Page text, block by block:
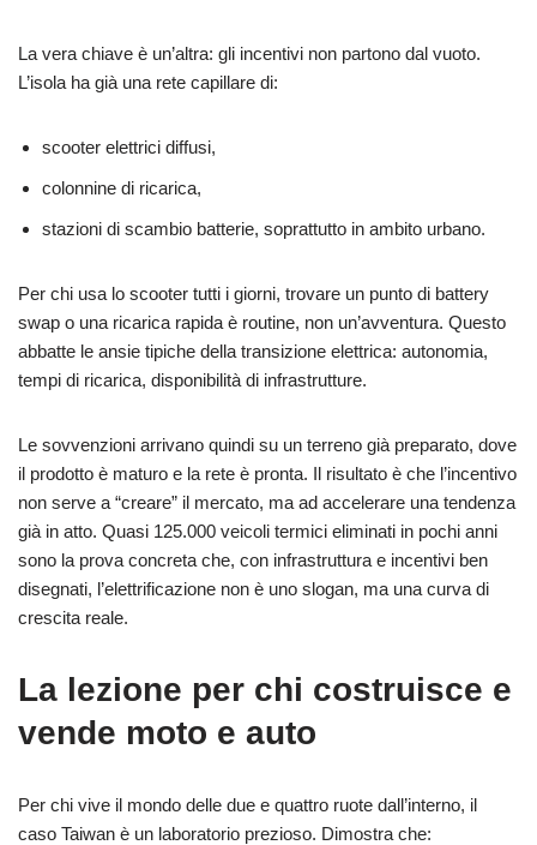
La vera chiave è un’altra: gli incentivi non partono dal vuoto.
L’isola ha già una rete capillare di:
scooter elettrici diffusi,
colonnine di ricarica,
stazioni di scambio batterie, soprattutto in ambito urbano.
Per chi usa lo scooter tutti i giorni, trovare un punto di battery
swap o una ricarica rapida è routine, non un’avventura. Questo
abbatte le ansie tipiche della transizione elettrica: autonomia,
tempi di ricarica, disponibilità di infrastrutture.
Le sovvenzioni arrivano quindi su un terreno già preparato, dove
il prodotto è maturo e la rete è pronta. Il risultato è che l’incentivo
non serve a “creare” il mercato, ma ad accelerare una tendenza
già in atto. Quasi 125.000 veicoli termici eliminati in pochi anni
sono la prova concreta che, con infrastruttura e incentivi ben
disegnati, l’elettrificazione non è uno slogan, ma una curva di
crescita reale.
La lezione per chi costruisce e
vende moto e auto
Per chi vive il mondo delle due e quattro ruote dall’interno, il
caso Taiwan è un laboratorio prezioso. Dimostra che: